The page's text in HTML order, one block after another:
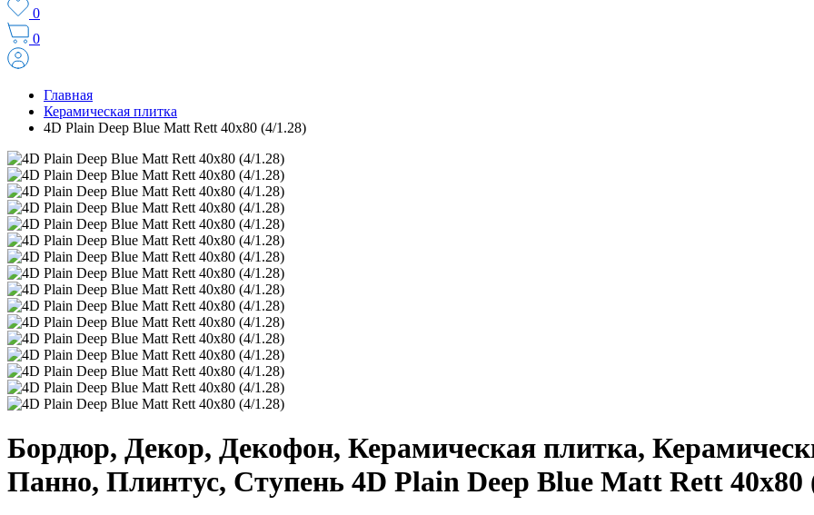
0
0
Главная
Керамическая плитка
4D Plain Deep Blue Matt Rett 40х80 (4/1.28)
Бордюр, Декор, Декофон, Керамическая плитка,
Панно, Плинтус, Ступень 4D Plain Deep Blue Matt Rett 40х80